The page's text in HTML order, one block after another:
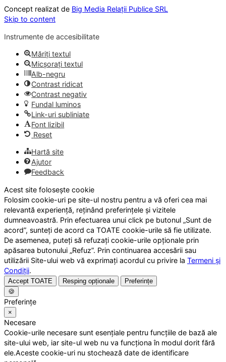
Concept realizat de Big Media Relații Publice SRL
Skip to content
Instrumente de accesibilitate
Măriți textul
Micșorați textul
Alb-negru
Contrast ridicat
Contrast negativ
Fundal luminos
Link-uri subliniate
Font lizibil
Reset
Hartă site
Ajutor
Feedback
Acest site folosește cookie
Folosim cookie-uri pe site-ul nostru pentru a vă oferi cea mai
relevantă experiență, reținând preferințele și vizitele
dumneavoastră. Prin efectuarea unui click pe butonul „Sunt de
acord”, sunteți de acord ca TOATE cookie-urile să fie utilizate.
De asemenea, puteți să refuzați cookie-urile opționale prin
apăsarea butonului „Refuz”. Prin continuarea accesării sau
utilizării Site-ului web vă exprimați acordul cu privire la Termeni și
Condiții.
Accept TOATE Resping opționale
Preferințe
🍪
Preferințe
×
Necesare
Cookie-urile necesare sunt esențiale pentru funcțiile de bază ale
site-ului web, iar site-ul web nu va funcționa în modul dorit fără
ele.Aceste cookie-uri nu stochează date de identificare